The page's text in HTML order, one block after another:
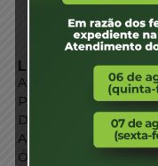
LINKS EXTERNOS
Agência de Notícias
Portal de Serviços
Diário Oficial
Acesso à Informação
Órgãos do Governo